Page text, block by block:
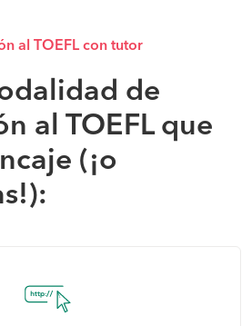
al TOEFL con tutor
de
al TOEFL que
(¡o